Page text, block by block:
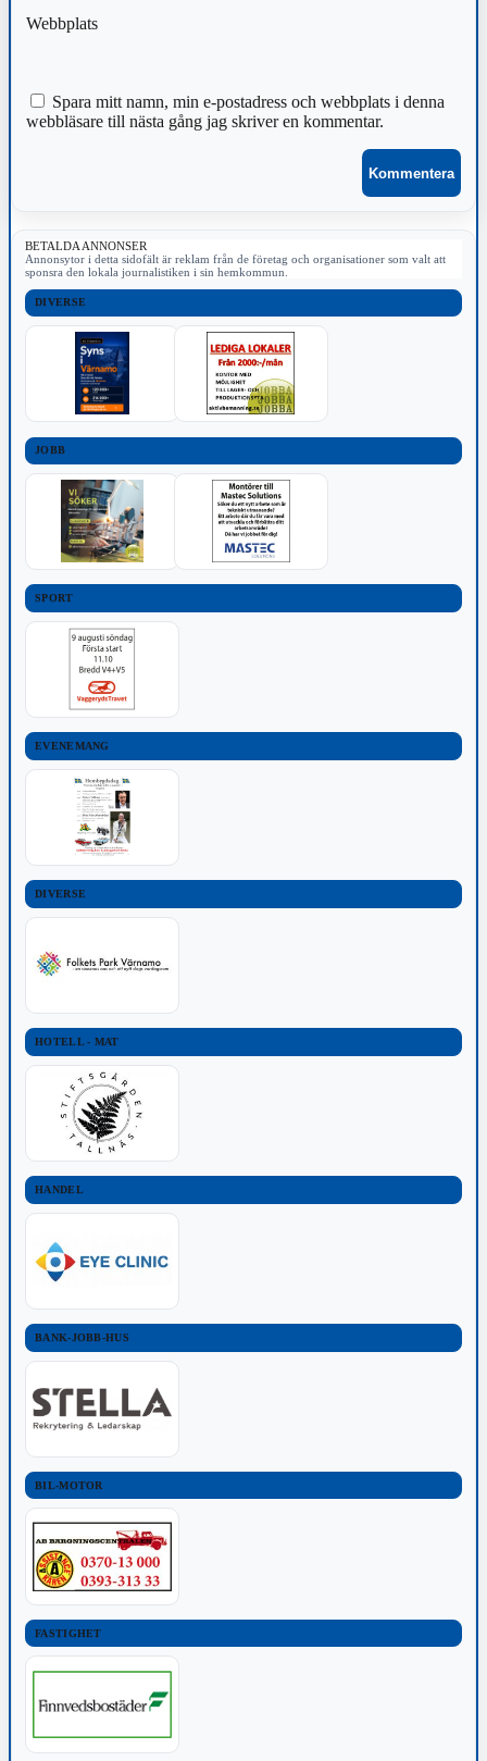
Webbplats
Spara mitt namn, min e-postadress och webbplats i denna
webbläsare till nästa gång jag skriver en kommentar.
BETALDA ANNONSER
Annonsytor i detta sidofält är reklam från de företag och organisationer som valt att
sponsra den lokala journalistiken i sin hemkommun.
DIVERSE
JOBB
SPORT
EVENEMANG
DIVERSE
HOTELL - MAT
HANDEL
BANK-JOBB-HUS
BIL-MOTOR
FASTIGHET